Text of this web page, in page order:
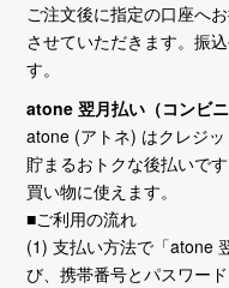
ご注文後に指定の口座へ
させていただきます。振
す。
atone 翌月払い（コンビニ
atone (アトネ) はクレジ
貯まるおトクな後払いで
買い物に使えます。
■ご利用の流れ
(1) 支払い方法で「atone
び、携帯番号とパスワード